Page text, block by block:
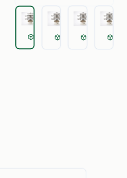
Trilzeef Trilzeef Trilzeef